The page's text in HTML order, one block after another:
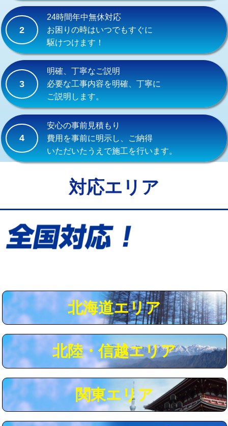
交換・取付(排水栓・排水トラップ
（P/S/ポップアップ））
交換・取付（その他部品）
持込商品取付（単水栓）
持込商品取付（混合水栓） 16,500円
持込商品取付（浄水器・分岐水栓） 16,500円
給水管工事※（ホール加工)
給水管工事※（バンド止め) 3,300円
給水管工事※（保温材使用（バンド止
5,500円
給水管工事※（土の掘削・埋め戻し作
業)
用（追加）/3ｍ超え)
給水管工事※（ライニング鋼管・銅
44,000円
給水管工事※（ライニング鋼管・銅
管・ポリ管・HT管使用/3ｍ超え)
+8,800円
マス交換（土の掘削・埋め戻し作業） 11,000円~
マス交換（深さ50㎝未満） 55,000円
マス交換（深さ50㎝以上） 66,000円
2
24時間年中無休対応
お困りの時はいつでもすぐに
駆けつけます！
3
明確、丁寧なご説明
必要な工事内容を明確、丁寧に
ご説明します。
4
安心の事前見積もり
費用を事前に明示し、ご納得
いただいたうえで施工を行います。
対応エリア
北海道エリア
北陸・信越エリア
関東エリア